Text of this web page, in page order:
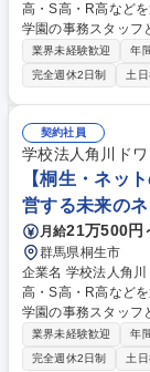
高・S高・R高などを運営する
学園の事務スタッフ
キルに応じて、徐々に業
業務をお任せする予
スト・業務管理 ・
システムの仕組みづ
事務・庶務業務全般 募集職種 【沖縄・ネットの学校事務】N高・S高・R
高などを運営する未
業界未経験歓迎 年
完全週休2日制
土
契約社員
学校法人角川ド
【桐生・ネッ
営する未来の
月給21万500円
群馬県桐生市
企業名 学校法人角川ドワンゴ学園 求人名
高・S高・R高などを運営する
学園の事務スタッフ
キルに応じて、徐々に業
業務をお任せする予
業界未経験歓迎 年
完全週休2日制
土